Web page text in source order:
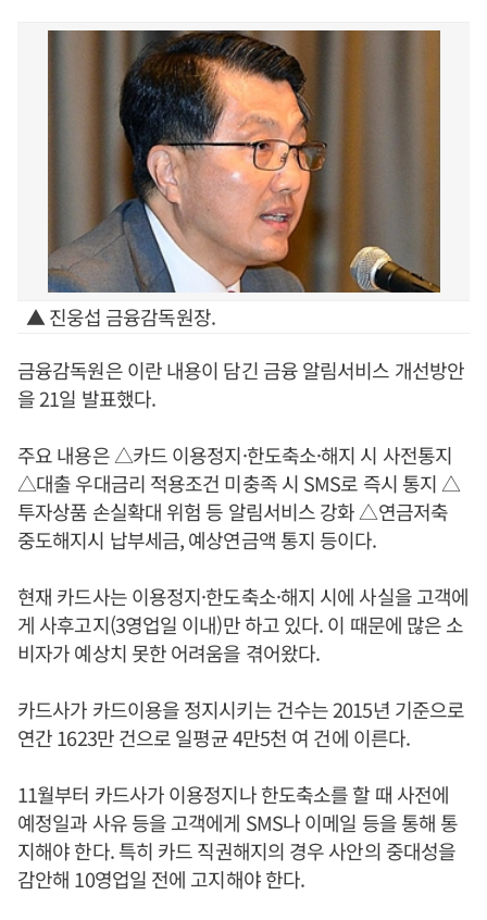
▲ 진웅섭 금융감독원장.
금융감독원은 이란 내용이 담긴 금융 알림서비스 개선방안
을 21일 발표했다.
주요 내용은 △카드 이용정지·한도축소·해지 시 사전통지
△대출 우대금리 적용조건 미충족 시 SMS로 즉시 통지 △
투자상품 손실확대 위험 등 알림서비스 강화 △연금저축
중도해지시 납부세금, 예상연금액 통지 등이다.
현재 카드사는 이용정지·한도축소·해지 시에 사실을 고객에
게 사후고지(3영업일 이내)만 하고 있다. 이 때문에 많은 소
비자가 예상치 못한 어려움을 겪어왔다.
카드사가 카드이용을 정지시키는 건수는 2015년 기준으로
연간 1623만 건으로 일평균 4만5천 여 건에 이른다.
11월부터 카드사가 이용정지나 한도축소를 할 때 사전에
예정일과 사유 등을 고객에게 SMS나 이메일 등을 통해 통
지해야 한다. 특히 카드 직권해지의 경우 사안의 중대성을
감안해 10영업일 전에 고지해야 한다.